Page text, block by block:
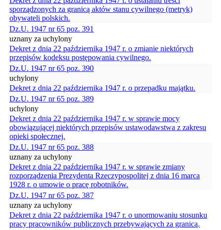
sporządzonych za granicą aktów stanu cywilnego (metryk)
obywateli polskich.
Dz.U. 1947 nr 65 poz. 391
uznany za uchylony
Dekret z dnia 22 października 1947 r. o zmianie niektórych
przepisów kodeksu postępowania cywilnego.
Dz.U. 1947 nr 65 poz. 390
uchylony
Dekret z dnia 22 października 1947 r. o przepadku majątku.
Dz.U. 1947 nr 65 poz. 389
uchylony
Dekret z dnia 22 października 1947 r. w sprawie mocy
obowiązującej niektórych przepisów ustawodawstwa z zakresu
opieki społecznej.
Dz.U. 1947 nr 65 poz. 388
uznany za uchylony
Dekret z dnia 22 października 1947 r. w sprawie zmiany
rozporządzenia Prezydenta Rzeczypospolitej z dnia 16 marca
1928 r. o umowie o pracę robotników.
Dz.U. 1947 nr 65 poz. 387
uznany za uchylony
Dekret z dnia 22 października 1947 r. o unormowaniu stosunku
pracy pracowników publicznych przebywających za granicą.